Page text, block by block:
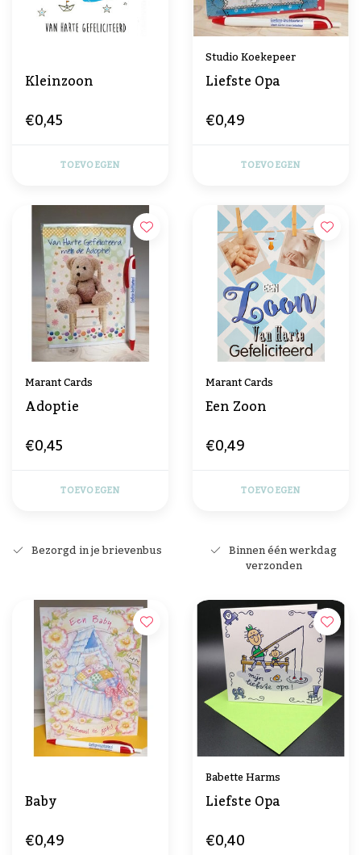
Kleinzoon
€0,45
TOEVOEGEN
Studio Koekepeer
Liefste Opa
€0,49
TOEVOEGEN
Marant Cards
Adoptie
€0,45
TOEVOEGEN
Marant Cards
Een Zoon
€0,49
TOEVOEGEN
Bezorgd in je brievenbus Binnen één werkdag
verzonden
Baby
€0,49
Babette Harms
Liefste Opa
€0,40